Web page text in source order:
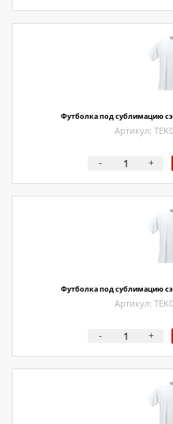
Футболка под сублимацию
Артикул:
- +
Футболка под сублимацию
Артикул:
- +